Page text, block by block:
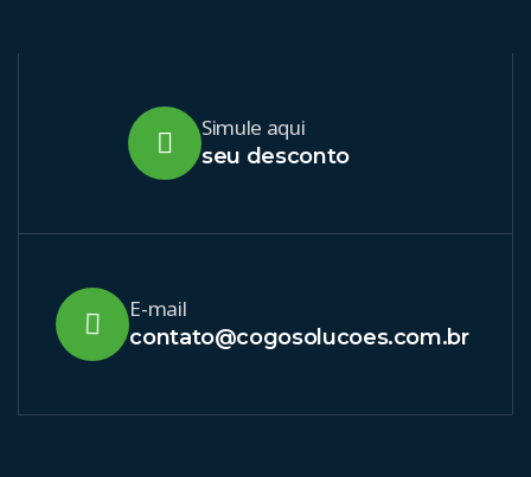
Simule aqui
seu desconto
E-mail
contato@cogosolucoes.com.br